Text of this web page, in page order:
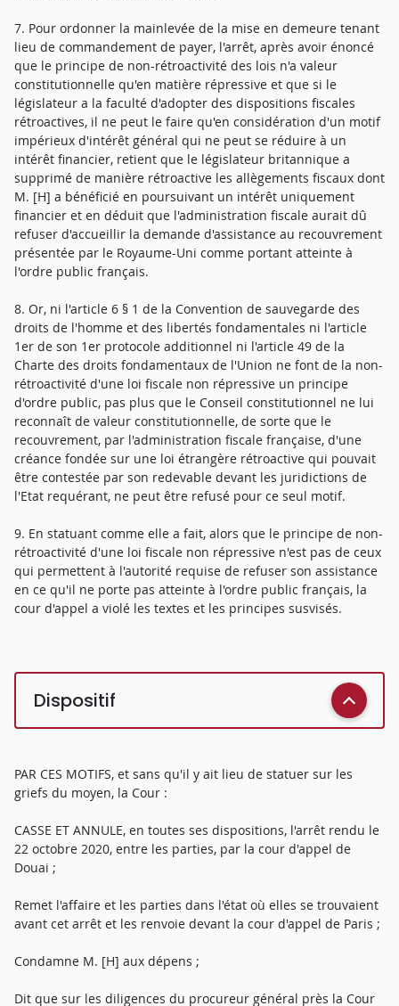
7. Pour ordonner la mainlevée de la mise en demeure tenant
lieu de commandement de payer, l'arrêt, après avoir énoncé
que le principe de non-rétroactivité des lois n'a valeur
constitutionnelle qu'en matière répressive et que si le
législateur a la faculté d'adopter des dispositions fiscales
rétroactives, il ne peut le faire qu'en considération d'un motif
impérieux d'intérêt général qui ne peut se réduire à un
intérêt financier, retient que le législateur britannique a
supprimé de manière rétroactive les allègements fiscaux dont
M. [H] a bénéficié en poursuivant un intérêt uniquement
financier et en déduit que l'administration fiscale aurait dû
refuser d'accueillir la demande d'assistance au recouvrement
présentée par le Royaume-Uni comme portant atteinte à
l'ordre public français.
8. Or, ni l'article 6 § 1 de la Convention de sauvegarde des
droits de l'homme et des libertés fondamentales ni l'article
1er de son 1er protocole additionnel ni l'article 49 de la
Charte des droits fondamentaux de l'Union ne font de la non-
rétroactivité d'une loi fiscale non répressive un principe
d'ordre public, pas plus que le Conseil constitutionnel ne lui
reconnaît de valeur constitutionnelle, de sorte que le
recouvrement, par l'administration fiscale française, d'une
créance fondée sur une loi étrangère rétroactive qui pouvait
être contestée par son redevable devant les juridictions de
l'Etat requérant, ne peut être refusé pour ce seul motif.
9. En statuant comme elle a fait, alors que le principe de non-
rétroactivité d'une loi fiscale non répressive n'est pas de ceux
qui permettent à l'autorité requise de refuser son assistance
en ce qu'il ne porte pas atteinte à l'ordre public français, la
cour d'appel a violé les textes et les principes susvisés.
Dispositif
PAR CES MOTIFS, et sans qu'il y ait lieu de statuer sur les
griefs du moyen, la Cour :
CASSE ET ANNULE, en toutes ses dispositions, l'arrêt rendu le
22 octobre 2020, entre les parties, par la cour d'appel de
Douai ;
Remet l'affaire et les parties dans l'état où elles se trouvaient
avant cet arrêt et les renvoie devant la cour d'appel de Paris ;
Condamne M. [H] aux dépens ;
Dit que sur les diligences du procureur général près la Cour